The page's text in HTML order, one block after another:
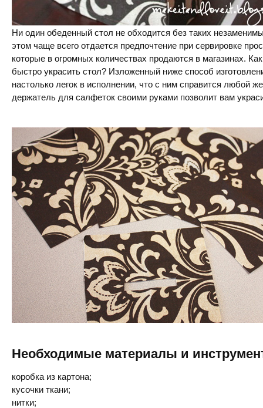
Ни один обеденный стол не обходится без таких
этом чаще всего отдается предпочтение при сервировке
которые в огромных количествах продаются в магазинах.
быстро украсить стол? Изложенный ниже способ
настолько легок в исполнении, что с ним справится любой
держатель для салфеток своими руками позволит вам
Необходимые материалы и
коробка из картона;
кусочки ткани;
нитки;